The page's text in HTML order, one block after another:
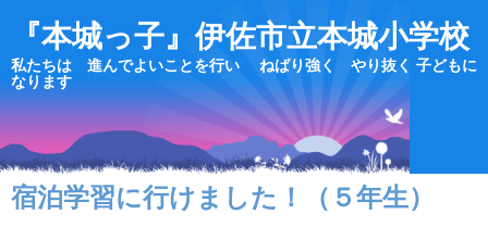
『本城っ子』伊佐市立本城小学校
私たちは 進んでよいことを行い ねばり強く やり抜く 子どもに
なります
宿泊学習に行けました！（５年生）